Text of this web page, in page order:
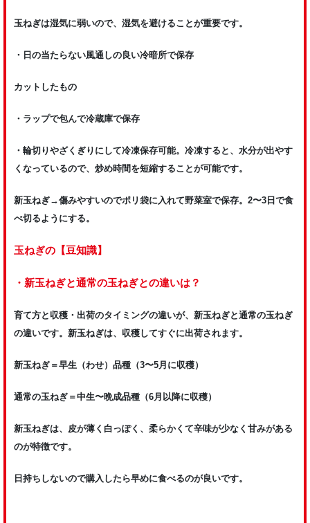
玉ねぎは湿気に弱いので、湿気を避けることが重要です。
・日の当たらない風通しの良い冷暗所で保存
カットしたもの
・ラップで包んで冷蔵庫で保存
・輪切りやざくぎりにして冷凍保存可能。冷凍すると、水分が出やす
くなっているので、炒め時間を短縮することが可能です。
新玉ねぎ→傷みやすいのでポリ袋に入れて野菜室で保存。2〜3日で食
べ切るようにする。
玉ねぎの【豆知識】
・新玉ねぎと通常の玉ねぎとの違いは？
育て方と収穫・出荷のタイミングの違いが、新玉ねぎと通常の玉ねぎ
の違いです。新玉ねぎは、収穫してすぐに出荷されます。
新玉ねぎ＝早生（わせ）品種（3〜5月に収穫）
通常の玉ねぎ＝中生〜晩成品種（6月以降に収穫）
新玉ねぎは、皮が薄く白っぽく、柔らかくて辛味が少なく甘みがある
のが特徴です。
日持ちしないので購入したら早めに食べるのが良いです。